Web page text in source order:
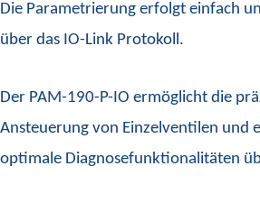
Die Parametrierung erfolgt einfach
über das IO-Link Protokoll.
Der PAM-190-P-IO ermöglicht die
Ansteuerung von Einzelventilen und
optimale Diagnosefunktionalitäten